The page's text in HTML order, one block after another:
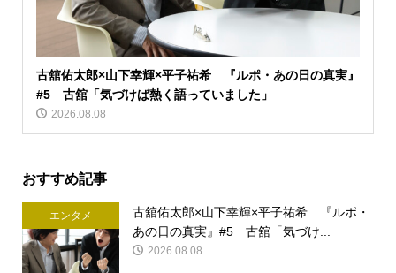
古舘佑太郎×山下幸輝×平子祐希 『ルポ・あの日の真実』
#5 古舘「気づけば熱く語っていました」
2026.08.08
おすすめ記事
エンタメ
古舘佑太郎×山下幸輝×平子祐希 『ルポ・
あの日の真実』#5 古舘「気づけ...
2026.08.08